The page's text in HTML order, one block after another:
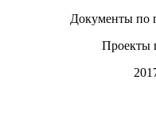
Документы по
Проекты